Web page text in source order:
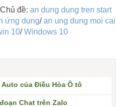
Chủ đề: an dung dung tren start
ứng dụng/an ung dung moi cai
10/Windows 10
của Điều Hòa Ô tô
Chat trên Zalo